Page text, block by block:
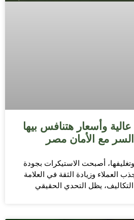
وأسعار هتنافس بيها
مع الأمان مصر
أصبحت الاستيكرات بجودة
العملاء وزيادة الثقة في العلامة
التكاليف، يظل التحدي الحقيقي